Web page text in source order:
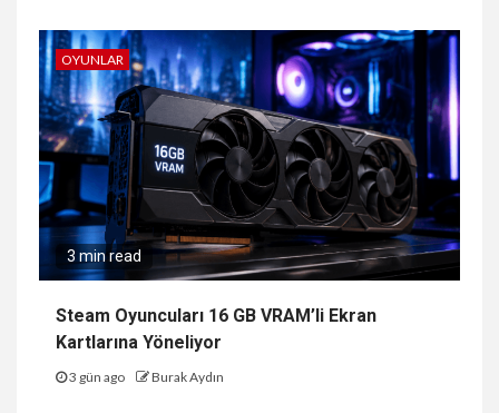
OYUNLAR
3 min read
Steam Oyuncuları 16 GB VRAM’li Ekran
Kartlarına Yöneliyor
3 gün ago Burak Aydın